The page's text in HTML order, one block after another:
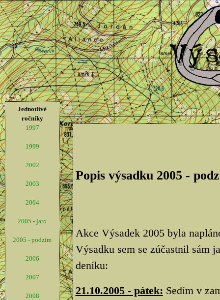
Jednotlivé
ročníky
1997
1999
2002
2003
2004
2005 - jaro
2005 - podzim
2006
2007
2008
Popis výsadku 2005 -
Akce Výsadek 2005 byla
Výsadku sem se zúčastnil sám
deníku:
21.10.2005 - pátek: Sedím v